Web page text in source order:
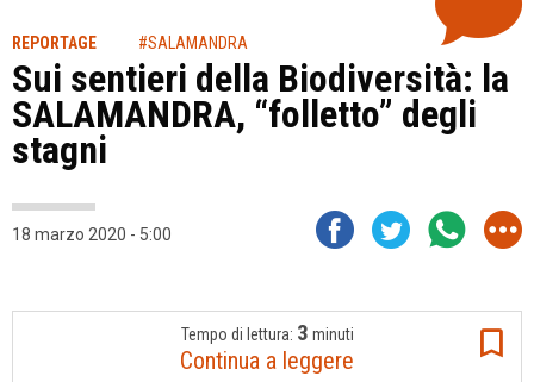
REPORTAGE #SALAMANDRA
Sui sentieri della Biodiversità: la
SALAMANDRA, “folletto” degli
stagni
18 marzo 2020 - 5:00
Tempo di lettura: 3 minuti
Continua a leggere